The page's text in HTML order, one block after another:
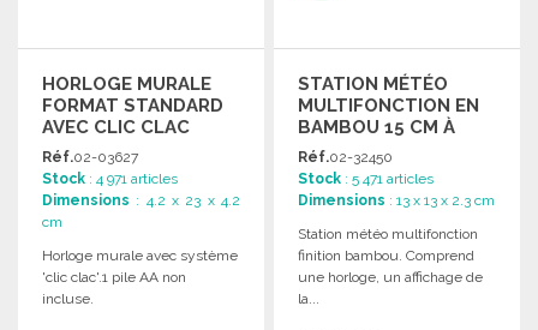
HORLOGE MURALE
FORMAT STANDARD
AVEC CLIC CLAC
Réf.02-03627
Stock : 4 971 articles
Dimensions : 4.2 x 23 x 4.2
cm
Horloge murale avec système
'clic clac'.1 pile AA non
incluse.
STATION MÉTÉO
MULTIFONCTION EN
BAMBOU 15 CM À
PRIX DE GROS
Réf.02-32450
Stock : 5 471 articles
Dimensions : 13 x 13 x 2.3 cm
Station météo multifonction
finition bambou. Comprend
une horloge, un affichage de
la...